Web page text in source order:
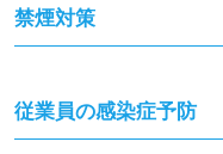
禁煙対策
従業員の感染症予防